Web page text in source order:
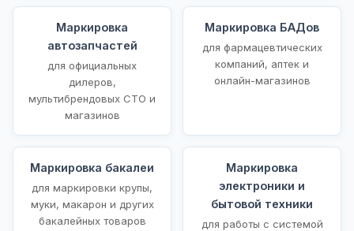
Маркировка
автозапчастей
для официальных
дилеров,
мультибрендовых СТО и
магазинов
Маркировка БАДов
для фармацевтических
компаний, аптек и
онлайн-магазинов
Маркировка бакалеи
для маркировки крупы,
муки, макарон и других
бакалейных товаров
Маркировка
электроники и
бытовой техники
для работы с системой